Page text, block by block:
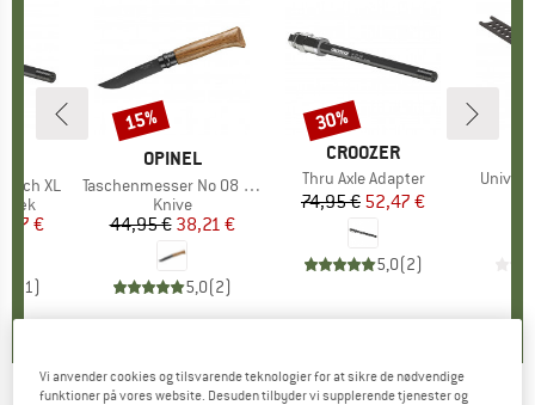
XL
pris
€
1)
MÆRKE
OPINEL
Artikel
Taschenmesser No 08 Black Oak
Produktgruppe
Knive
Pris
44,95 €Nedsat pris
38,21 €
5,0(2)
Rabat
15%
MÆRKE
CROOZER
Artikel
Thru Axle Adapter
Pris
74,95 € Nedsat pris
52,47 €
5,0(2)
Rabat
30%
Artikel
Vi anvender cookies og tilsvarende teknologier for at sikre de nødvendige
funktioner på vores website. Desuden tilbyder vi supplerende tjenester og